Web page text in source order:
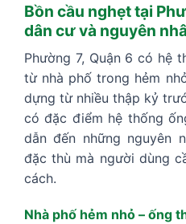
Bồn cầu nghẹt tại
dân cư và nguyên
Phường 7, Quận 6 có hệ
từ nhà phố trong hẻm
dựng từ nhiều thập kỷ
có đặc điểm hệ thống
dẫn đến những nguyên
đặc thù mà người dùng
cách.
Nhà phố hẻm nhỏ – ống